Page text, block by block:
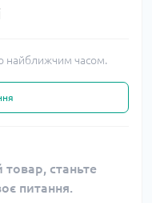
найближчим часом.
станьте
питання.